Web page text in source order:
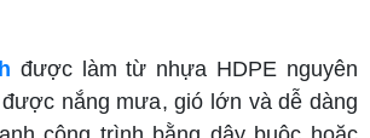
được làm từ nhựa HDPE nguyên
nắng mưa, gió lớn và dễ dàng